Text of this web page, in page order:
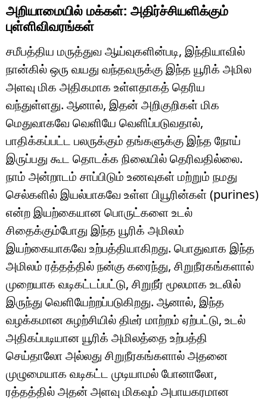
அறியாமையில் மக்கள்: அதிர்ச்சியளிக்கும்
புள்ளிவிவரங்கள்
சமீபத்திய மருத்துவ ஆய்வுகளின்படி, இந்தியாவில்
நான்கில் ஒரு வயது வந்தவருக்கு இந்த யூரிக் அமில
அளவு மிக அதிகமாக உள்ளதாகத் தெரிய
வந்துள்ளது. ஆனால், இதன் அறிகுறிகள் மிக
மெதுவாகவே வெளியே வெளிப்படுவதால்,
பாதிக்கப்பட்ட பலருக்கும் தங்களுக்கு இந்த நோய்
இருப்பது கூட தொடக்க நிலையில் தெரிவதில்லை.
நாம் அன்றாடம் சாப்பிடும் உணவுகள் மற்றும் நமது
செல்களில் இயல்பாகவே உள்ள பியூரின்கள் (purines)
என்ற இயற்கையான பொருட்களை உடல்
சிதைக்கும்போது இந்த யூரிக் அமிலம்
இயற்கையாகவே உற்பத்தியாகிறது. பொதுவாக இந்த
அமிலம் ரத்தத்தில் நன்கு கரைந்து, சிறுநீரகங்களால்
முறையாக வடிகட்டப்பட்டு, சிறுநீர் மூலமாக உடலில்
இருந்து வெளியேற்றப்படுகிறது. ஆனால், இந்த
வழக்கமான சுழற்சியில் திடீர் மாற்றம் ஏற்பட்டு, உடல்
அதிகப்படியான யூரிக் அமிலத்தை உற்பத்தி
செய்தாலோ அல்லது சிறுநீரகங்களால் அதனை
முழுமையாக வடிகட்ட முடியாமல் போனாலோ,
ரத்தத்தில் அதன் அளவு மிகவும் அபாயகரமான